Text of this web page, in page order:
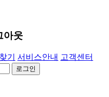
아웃
기 서비스안내 고객센터